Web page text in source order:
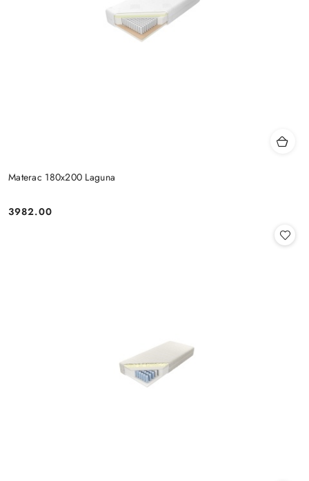
Materac 180x200 Laguna
Cena:
3982.00